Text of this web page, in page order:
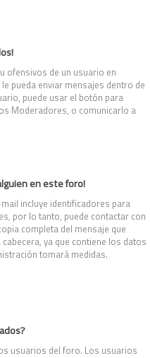
ofensivos de un usuario en
pueda enviar mensajes dentro de
puede usar el botón para
Moderadores, o comunicarlo a
en este foro!
incluye identificadores para
por lo tanto, puede contactar con
completa del mensaje que
ya que contiene los datos
tomará medidas.
usuarios del foro. Los usuarios